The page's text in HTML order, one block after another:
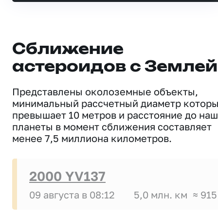
Сближение
астероидов с Землей
Представлены околоземные объекты,
минимальный рассчетный диаметр
превышает 10 метров и расстояние до
планеты в момент сближения составляет
менее 7,5 миллиона километров.
2000 YV137
09 августа в 08:12 5,0 млн. км ≈